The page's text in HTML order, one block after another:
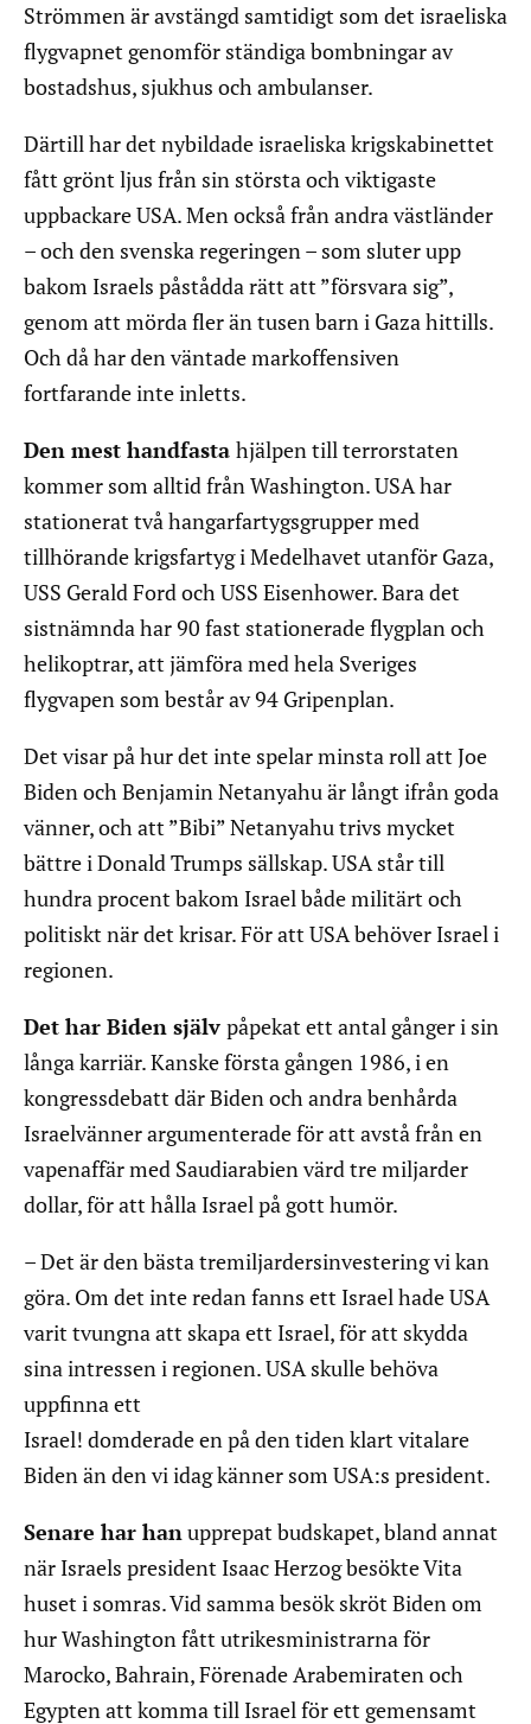
Strömmen är avstängd samtidigt som det israeliska
flygvapnet genomför ständiga bombningar av
bostadshus, sjukhus och ambulanser.
Därtill har det nybildade israeliska krigskabinettet
fått grönt ljus från sin största och viktigaste
uppbackare USA. Men också från andra västländer
– och den svenska regeringen – som sluter upp
bakom Israels påstådda rätt att ”försvara sig”,
genom att mörda fler än tusen barn i Gaza hittills.
Och då har den väntade markoffensiven
fortfarande inte inletts.
Den mest handfasta hjälpen till terrorstaten
kommer som alltid från Washington. USA har
stationerat två hangarfartygsgrupper med
tillhörande krigsfartyg i Medelhavet utanför Gaza,
USS Gerald Ford och USS Eisenhower. Bara det
sistnämnda har 90 fast stationerade flygplan och
helikoptrar, att jämföra med hela Sveriges
flygvapen som består av 94 Gripenplan.
Det visar på hur det inte spelar minsta roll att Joe
Biden och Benjamin Netanyahu är långt ifrån goda
vänner, och att ”Bibi” Netanyahu trivs mycket
bättre i Donald Trumps sällskap. USA står till
hundra procent bakom Israel både militärt och
politiskt när det krisar. För att USA behöver Israel i
regionen.
Det har Biden själv påpekat ett antal gånger i sin
långa karriär. Kanske första gången 1986, i en
kongressdebatt där Biden och andra benhårda
Israelvänner argumenterade för att avstå från en
vapenaffär med Saudiarabien värd tre miljarder
dollar, för att hålla Israel på gott humör.
– Det är den bästa tremiljardersinvestering vi kan
göra. Om det inte redan fanns ett Israel hade USA
varit tvungna att skapa ett Israel, för att skydda
sina intressen i regionen. USA skulle behöva
uppfinna ett
Israel! domderade en på den tiden klart vitalare
Biden än den vi idag känner som USA:s president.
Senare har hanupprepat budskapet, bland annat
när Israels president Isaac Herzog besökte Vita
huset i somras. Vid samma besök skröt Biden om
hur Washington fått utrikesministrarna för
Marocko, Bahrain, Förenade Arabemiraten och
Egypten att komma till Israel för ett gemensamt